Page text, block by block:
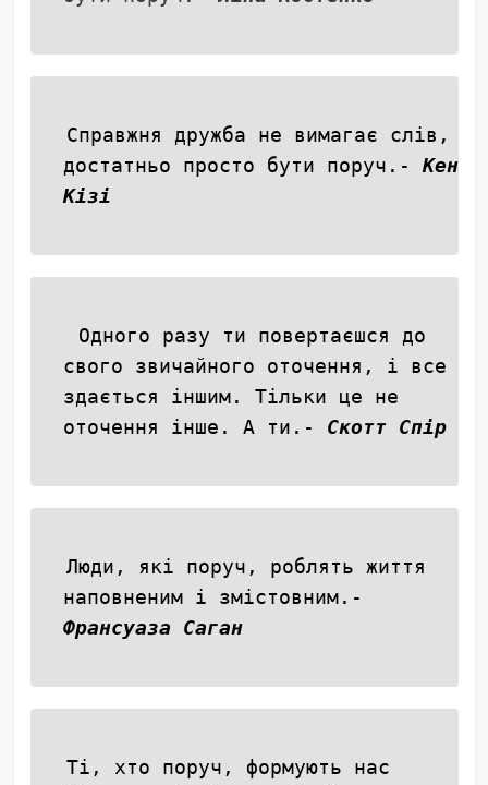
Справжня дружба не вимагає слів,
достатньо просто бути поруч.- Кен
Кізі
Одного разу ти повертаєшся до
свого звичайного оточення, і все
здається іншим. Тільки це не
оточення інше. А ти.- Скотт Спір
Люди, які поруч, роблять життя
наповненим і змістовним.-
Франсуаза Саган
Ті, хто поруч, формують нас